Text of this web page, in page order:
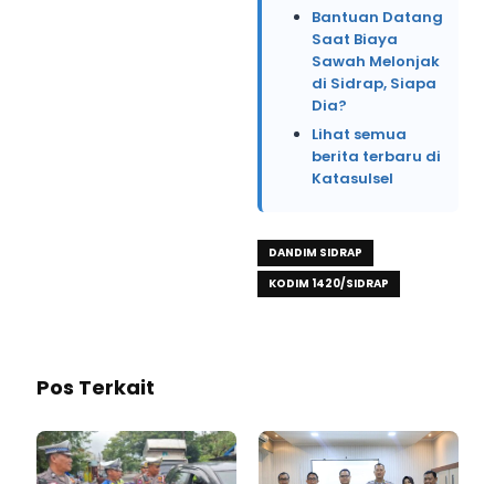
Bantuan Datang
Saat Biaya
Sawah Melonjak
di Sidrap, Siapa
Dia?
Lihat semua
berita terbaru di
Katasulsel
DANDIM SIDRAP
KODIM 1420/SIDRAP
Pos Terkait